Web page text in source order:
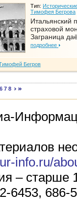
Тип:
Тимофея Бегрова
Итальянский
страховой
Заграница
подробнее
Бегров
6 7 8
info.ru/
– старше
6453, 686-